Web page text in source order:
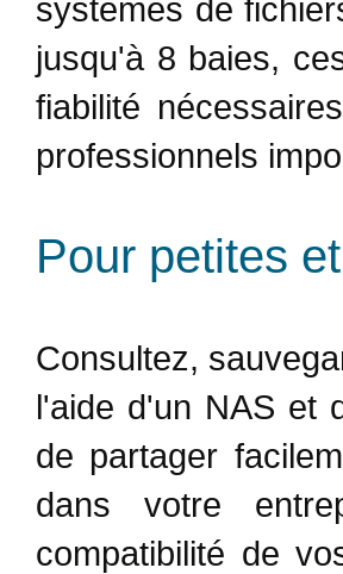
systèmes de
jusqu'à 8 baies,
fiabilité
professionnels
Pour petites
Consultez,
l'aide d'un NAS et
de partager
dans votre
compatibilité de